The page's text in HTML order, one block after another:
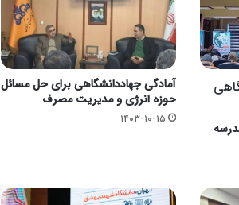
پسماند در ۱۵۰ مدرسه
آمادگی جهاددانشگاهی برای حل مسائل
حوزه انرژی و مدیریت مصرف
۱۴۰۳-۱۰-۱۵